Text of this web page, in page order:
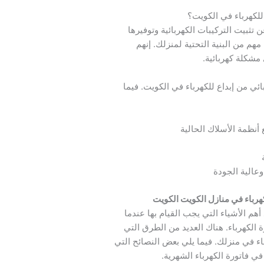
في الكويت؟
التركيبات الكهربائية وتوفيرها
من البنية التحتية لمنزلك. إنهم
مشكلة كهربائية.
من إبداع للكهرباء في الكويت. فيما
الأسلاك الحالية
الجودة
في منازل الكويت الكويت
الأشياء التي يجب القيام بها عندما
الكهرباء. هناك العديد من الطرق التي
في منزلك. فيما يلي بعض النصائح التي
فاتورة الكهرباء الشهرية.